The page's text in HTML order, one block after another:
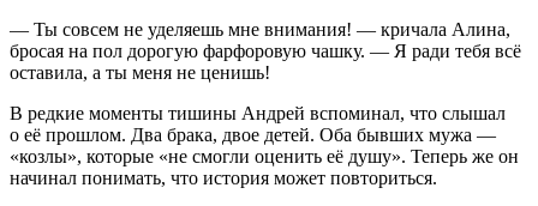
— Ты совсем не уделяешь мне внимания! — кричала Алина,
бросая на пол дорогую фарфоровую чашку. — Я ради тебя всё
оставила, а ты меня не ценишь!
В редкие моменты тишины Андрей вспоминал, что слышал
о её прошлом. Два брака, двое детей. Оба бывших мужа —
«козлы», которые «не смогли оценить её душу». Теперь же он
начинал понимать, что история может повториться.